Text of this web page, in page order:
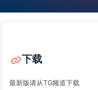
下载
最新版请从TG频道下载